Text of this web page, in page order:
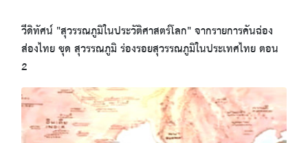
วีดิทัศน์ "สุวรรณภูมิในประวัติศาสตร์โลก" จากรายการคันฉ่อง
ส่องไทย ชุด สุวรรณภูมิ ร่องรอยสุวรรณภูมิในประเทศไทย ตอน
2